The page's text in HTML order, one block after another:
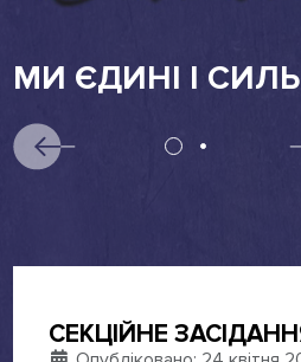
АБІТУРІЄНТАМ
СЕКЦІЙНЕ